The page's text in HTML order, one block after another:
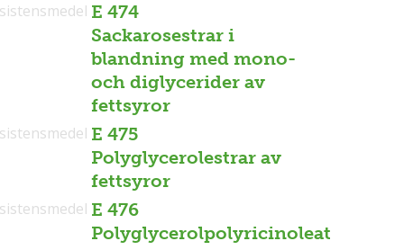
E 474
Sackarosestrar i
blandning med mono-
och diglycerider av
fettsyror
E 475
Polyglycerolestrar av
fettsyror
E 476
Polyglycerolpolyricinoleat